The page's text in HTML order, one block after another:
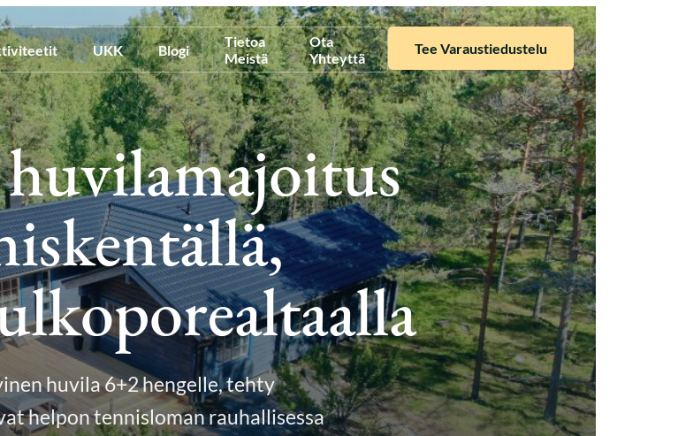
UKK Blogi
Tietoa
Meistä
Ota
Yhteyttä
Tee Varaustiedustelu
huvila 6+2 hengelle, tehty
helpon tennisloman rauhallisessa